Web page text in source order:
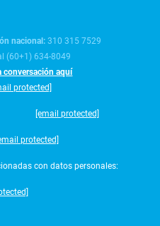
nacional:310 315 7529
(60+1) 634-8049
conversación aquí
protected]
[email protected]
protected]
con datos personales: